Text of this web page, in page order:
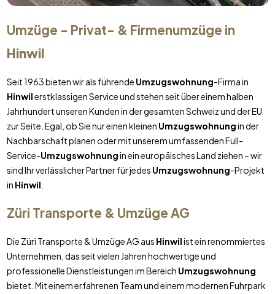
Umzüge - Privat- & Firmenumzüge in
Hinwil
Seit 1963 bieten wir als führende Umzugswohnung-Firma in
Hinwilerstklassigen Service und stehen seit über einem halben
Jahrhundert unseren Kunden in der gesamten Schweiz und der EU
zur Seite. Egal, ob Sie nur einen kleinen Umzugswohnungin der
Nachbarschaft planen oder mit unserem umfassenden Full-
Service-Umzugswohnungin ein europäisches Land ziehen – wir
sind Ihr verlässlicher Partner für jedes Umzugswohnung-Projekt
in Hinwil
Züri Transporte & Umzüge AG
Die Züri Transporte & Umzüge AG aus Hinwilist ein renommiertes
Unternehmen, das seit vielen Jahren hochwertige und
professionelle Dienstleistungen im Bereich Umzugswohnung
bietet. Mit einem erfahrenen Team und einem modernen Fuhrpark